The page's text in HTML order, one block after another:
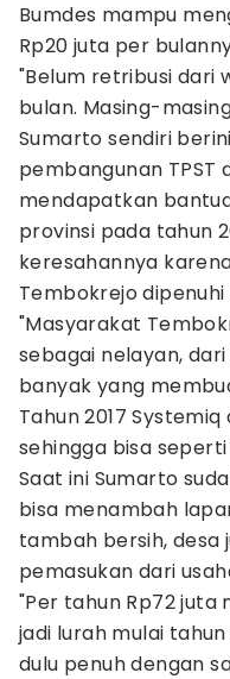
Bumdes mampu
Rp20 juta per
"Belum retribusi dari
bulan. Masing-
Sumarto sendiri
pembangunan TPST
mendapatkan
provinsi pada tahun
keresahannya
Tembokrejo
"Masyarakat
sebagai nelayan,
banyak yang
Tahun 2017
sehingga bisa seperti
Saat ini Sumarto
bisa menambah
tambah bersih, desa
pemasukan dari
"Per tahun Rp72 juta
jadi lurah mulai
dulu penuh dengan